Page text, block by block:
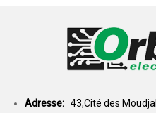
Adresse: 43,Cité des